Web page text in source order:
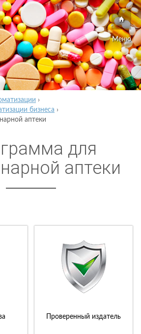
Меню
›
бизнеса ›
аптеки
для
аптеки
Проверенный издатель